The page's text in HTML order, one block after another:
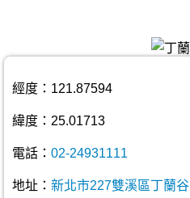
經度：121.87594
緯度：25.01713
電話： 02-24931111
地址： 新北市227雙溪區丁蘭谷